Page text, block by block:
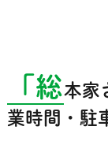
「総本家
業時間・駐